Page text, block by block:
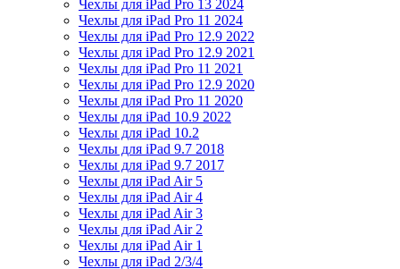
Чехлы для iPad Pro 13 2024
Чехлы для iPad Pro 11 2024
Чехлы для iPad Pro 12.9 2022
Чехлы для iPad Pro 12.9 2021
Чехлы для iPad Pro 11 2021
Чехлы для iPad Pro 12.9 2020
Чехлы для iPad Pro 11 2020
Чехлы для iPad 10.9 2022
Чехлы для iPad 10.2
Чехлы для iPad 9.7 2018
Чехлы для iPad 9.7 2017
Чехлы для iPad Air 5
Чехлы для iPad Air 4
Чехлы для iPad Air 3
Чехлы для iPad Air 2
Чехлы для iPad Air 1
Чехлы для iPad 2/3/4